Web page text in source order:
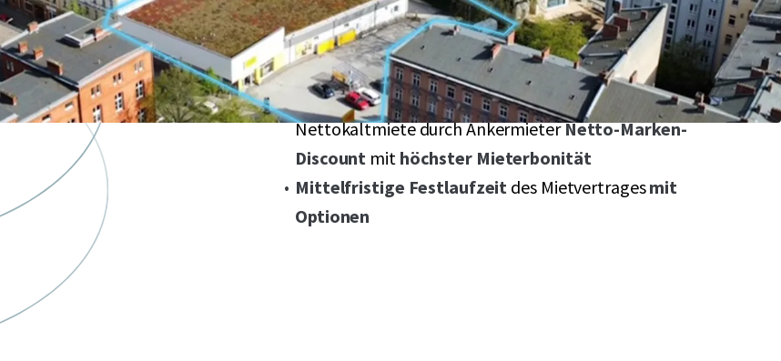
Wachstum
Der Bezirk zählt zu denam stärksten wachsenden
Bezirken Berlins
Gesicherter Cashflowin Höhe von 204.000,-- €
Nettokaltmiete durch AnkermieterNetto-Marken-
Discount mit höchster Mieterbonität
Mittelfristige Festlaufzeit des Mietvertragesmit
Optionen